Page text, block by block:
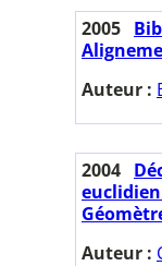
2005
Auteur :
2004
Auteur :